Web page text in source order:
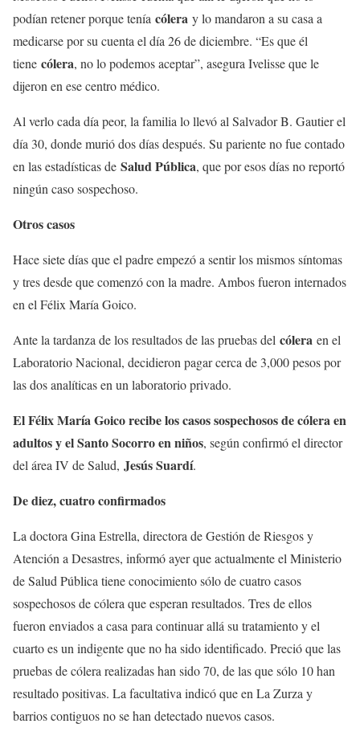
podían retener porque tenía cólera y lo mandaron a su casa a
medicarse por su cuenta el día 26 de diciembre. “Es que él
tiene cólera, no lo podemos aceptar”, asegura Ivelisse que le
dijeron en ese centro médico.
Al verlo cada día peor, la familia lo llevó al Salvador B. Gautier el
día 30, donde murió dos días después. Su pariente no fue contado
en las estadísticas de Salud Pública, que por esos días no reportó
ningún caso sospechoso.
Otros casos
Hace siete días que el padre empezó a sentir los mismos síntomas
y tres desde que comenzó con la madre. Ambos fueron internados
en el Félix María Goico.
Ante la tardanza de los resultados de las pruebas del cólera en el
Laboratorio Nacional, decidieron pagar cerca de 3,000 pesos por
las dos analíticas en un laboratorio privado.
El Félix María Goico recibe los casos sospechosos de cólera en
adultos y el Santo Socorro en niños, según confirmó el director
del área IV de Salud, Jesús Suardí.
De diez, cuatro confirmados
La doctora Gina Estrella, directora de Gestión de Riesgos y
Atención a Desastres, informó ayer que actualmente el Ministerio
de Salud Pública tiene conocimiento sólo de cuatro casos
sospechosos de cólera que esperan resultados. Tres de ellos
fueron enviados a casa para continuar allá su tratamiento y el
cuarto es un indigente que no ha sido identificado. Preció que las
pruebas de cólera realizadas han sido 70, de las que sólo 10 han
resultado positivas. La facultativa indicó que en La Zurza y
barrios contiguos no se han detectado nuevos casos.